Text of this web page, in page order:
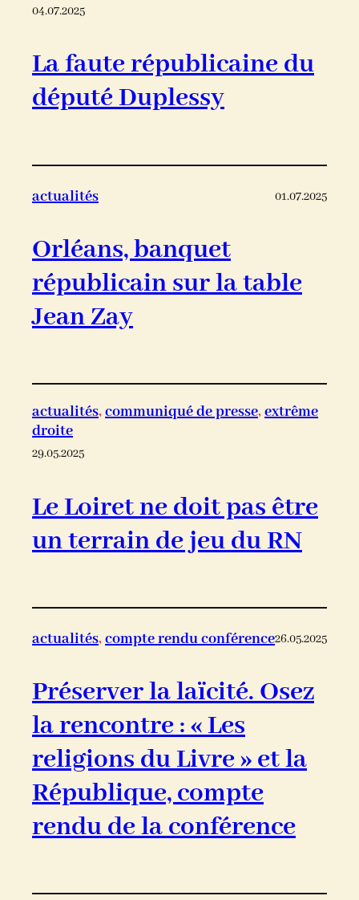
04.07.2025
La faute républicaine du
député Duplessy
actualités 01.07.2025
Orléans, banquet
républicain sur la table
Jean Zay
actualités, communiqué de presse, extrême
droite
29.05.2025
Le Loiret ne doit pas être
un terrain de jeu du RN
actualités, compte rendu conférence26.05.2025
Préserver la laïcité. Osez
la rencontre : « Les
religions du Livre » et la
République, compte
rendu de la conférence